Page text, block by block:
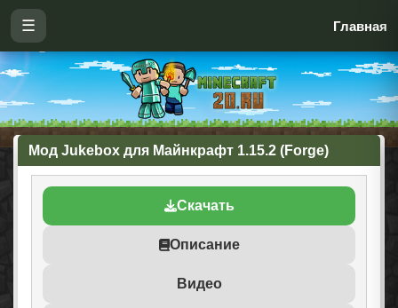
☰ Главная
Мод Jukebox для Майнкрафт 1.15.2 (Forge)
Скачать
Описание
Видео